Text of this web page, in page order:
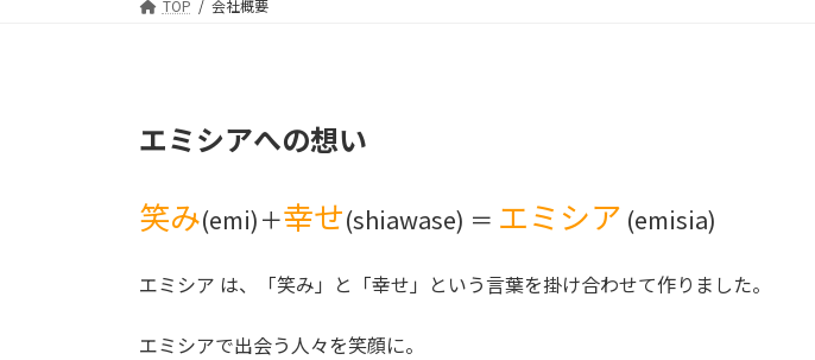
TOP 会社概要
エミシアへの想い
笑み(emi)＋幸せ(shiawase) ＝ エミシア (emisia)
エミシア は、「笑み」と「幸せ」という言葉を掛け合わせて作りました。
エミシアで出会う人々を笑顔に。